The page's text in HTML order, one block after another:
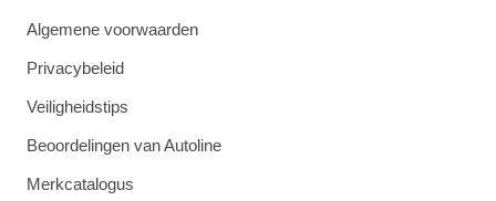
Algemene voorwaarden
Privacybeleid
Veiligheidstips
Beoordelingen van Autoline
Merkcatalogus